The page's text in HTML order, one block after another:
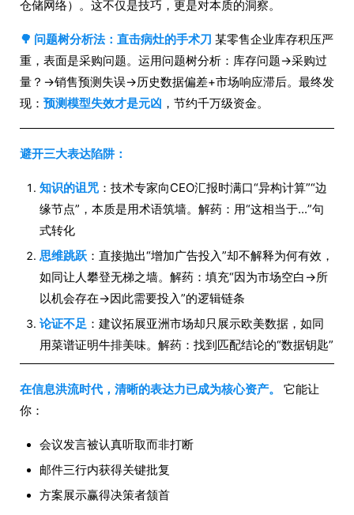
仓储网络）。这不仅是技巧，更是对本质的洞察。
🌳 问题树分析法：直击病灶的手术刀 某零售企业库存积压严
重，表面是采购问题。运用问题树分析：库存问题→采购过
量？→销售预测失误→历史数据偏差+市场响应滞后。最终发
现： 预测模型失效才是元凶 ，节约千万级资金。
避开三大表达陷阱：
知识的诅咒 ：技术专家向CEO汇报时满口“异构计算”“边
缘节点”，本质是用术语筑墙。解药：用“这相当于...”句
式转化
思维跳跃 ：直接抛出“增加广告投入”却不解释为何有效，
如同让人攀登无梯之墙。解药：填充“因为市场空白→所
以机会存在→因此需要投入”的逻辑链条
论证不足 ：建议拓展亚洲市场却只展示欧美数据，如同
用菜谱证明牛排美味。解药：找到匹配结论的“数据钥匙”
在信息洪流时代，清晰的表达力已成为核心资产。
它能让
你：
会议发言被认真听取而非打断
邮件三行内获得关键批复
方案展示赢得决策者颔首